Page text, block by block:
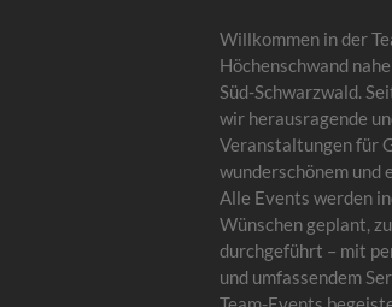
Willkommen in der
Höchenschwand
Süd-Schwarzwald.
wir herausragende
Veranstaltungen für
wunderschönem und
Alle Events werden
Wünschen geplant,
durchgeführt – mit
und umfassendem